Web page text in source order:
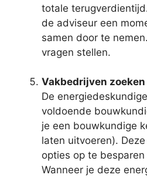
totale
de adviseur een
samen door te
vragen stellen.
Vakbedrijven zoeken
De
voldoende
je een bouwkundige
laten uitvoeren).
opties op te
Wanneer je deze